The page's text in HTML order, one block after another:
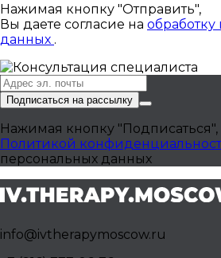
Нажимая кнопку "Отправить",
Вы даете согласие на
данных .
Подписаться на рассылку
Нажимая кнопку "Подписаться",
Политикой
персональных данных
info@ivtherapymoscow.ru